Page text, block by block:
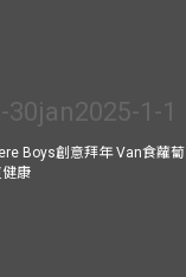
Boys創意拜年 Van食蘿蔔
康